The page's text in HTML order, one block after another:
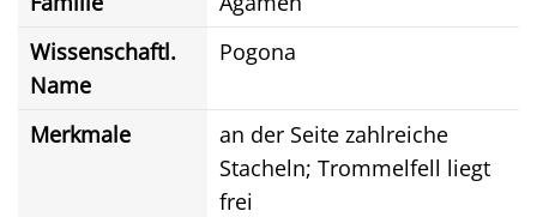
Wissenschaftl.
Name
Pogona
Merkmale
an der Seite zahlreiche
Stacheln; Trommelfell liegt
frei